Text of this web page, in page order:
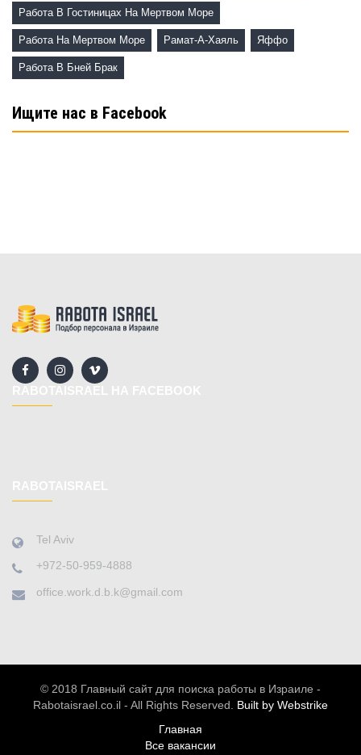
Работа В Гостиницах На Мертвом Море
Работа На Мертвом Море Рамат-А-Хаяль Яффо
Работа В Бней Брак
Ищите нас в Facebook
Tel Aviv
+972-50-959-4888
office.work.d.b.k@gmail.com
© 2018 Главный сайт для поиска работы в Израиле -
Rabotaisrael.co.il - All Rights Reserved. Built by Webstrike
Главная
Все вакансии